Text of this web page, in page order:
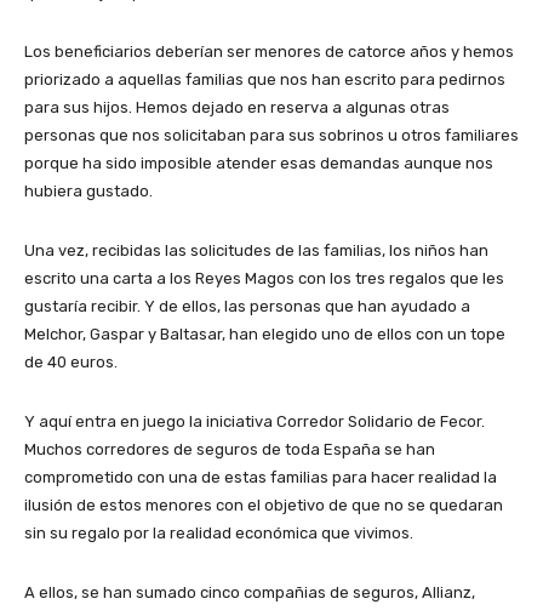
Los beneficiarios deberían ser menores de catorce años y hemos
priorizado a aquellas familias que nos han escrito para pedirnos
para sus hijos. Hemos dejado en reserva a algunas otras
personas que nos solicitaban para sus sobrinos u otros familiares
porque ha sido imposible atender esas demandas aunque nos
hubiera gustado.
Una vez, recibidas las solicitudes de las familias, los niños han
escrito una carta a los Reyes Magos con los tres regalos que les
gustaría recibir. Y de ellos, las personas que han ayudado a
Melchor, Gaspar y Baltasar, han elegido uno de ellos con un tope
de 40 euros.
Y aquí entra en juego la iniciativa Corredor Solidario de Fecor.
Muchos corredores de seguros de toda España se han
comprometido con una de estas familias para hacer realidad la
ilusión de estos menores con el objetivo de que no se quedaran
sin su regalo por la realidad económica que vivimos.
A ellos, se han sumado cinco compañias de seguros, Allianz,